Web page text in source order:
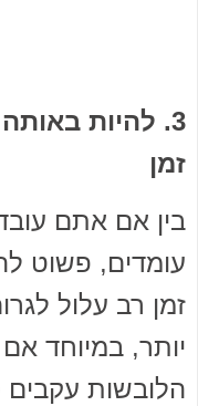
3. להיות
זמן
בין אם אתם
עומדים, פשוט
זמן רב עלול
יותר, במיוחד
הלובשות עקבים